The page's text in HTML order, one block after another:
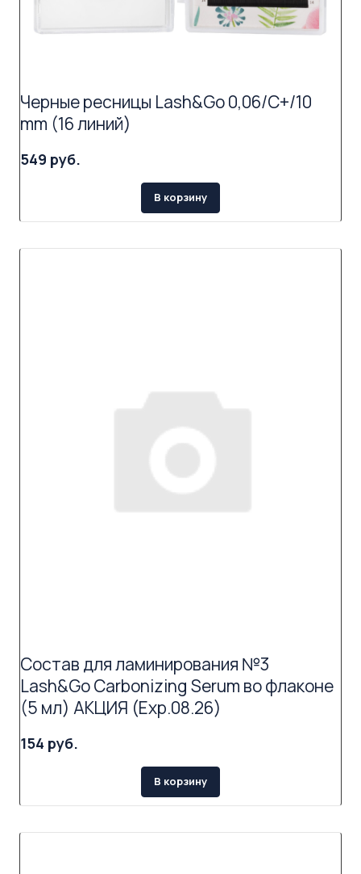
Черные ресницы Lash&Go 0,06/C+/10
mm (16 линий)
549 руб.
В корзину
Состав для ламинирования №3
Lash&Go Carbonizing Serum во флаконе
(5 мл) АКЦИЯ (Exp.08.26)
154 руб.
В корзину